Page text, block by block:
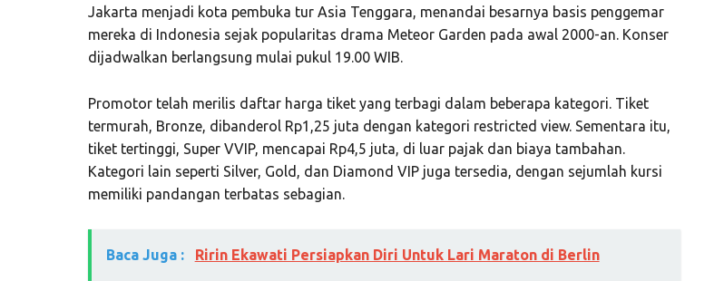
Jakarta menjadi kota pembuka tur Asia Tenggara, menandai besarnya basis penggemar
mereka di Indonesia sejak popularitas drama Meteor Garden pada awal 2000-an. Konser
dijadwalkan berlangsung mulai pukul 19.00 WIB.
Promotor telah merilis daftar harga tiket yang terbagi dalam beberapa kategori. Tiket
termurah, Bronze, dibanderol Rp1,25 juta dengan kategori restricted view. Sementara itu,
tiket tertinggi, Super VVIP, mencapai Rp4,5 juta, di luar pajak dan biaya tambahan.
Kategori lain seperti Silver, Gold, dan Diamond VIP juga tersedia, dengan sejumlah kursi
memiliki pandangan terbatas sebagian.
Baca Juga : Ririn Ekawati Persiapkan Diri Untuk Lari Maraton di Berlin